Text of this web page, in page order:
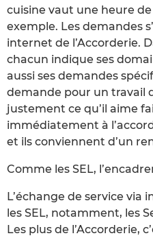
cuisine vaut une heure de
exemple. Les demandes
internet de l’Accorderie.
chacun indique ses
aussi ses demandes
demande pour un travail
justement ce qu’il aime
immédiatement à
et ils conviennent d’un
Comme les SEL,
L’échange de service via
les SEL, notamment, les
Les plus de l’Accorderie,